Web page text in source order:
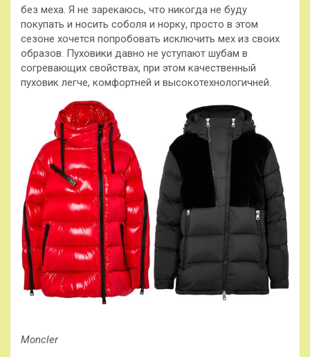
без меха. Я не зарекаюсь, что никогда не буду
покупать и носить соболя и норку, просто в этом
сезоне хочется попробовать исключить мех из своих
образов. Пуховики давно не уступают шубам в
согревающих свойствах, при этом качественный
пуховик легче, комфортней и высокотехнологичней.
Moncler